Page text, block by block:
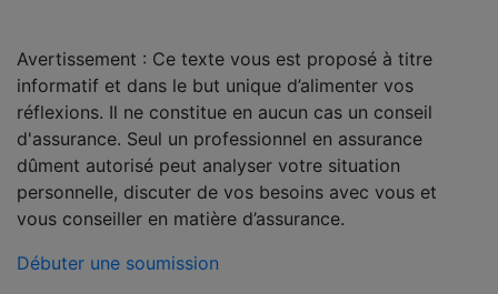
Avertissement : Ce texte vous est proposé à titre
informatif et dans le but unique d’alimenter vos
réflexions. Il ne constitue en aucun cas un conseil
d'assurance. Seul un professionnel en assurance
dûment autorisé peut analyser votre situation
personnelle, discuter de vos besoins avec vous et
vous conseiller en matière d’assurance.
Débuter une soumission